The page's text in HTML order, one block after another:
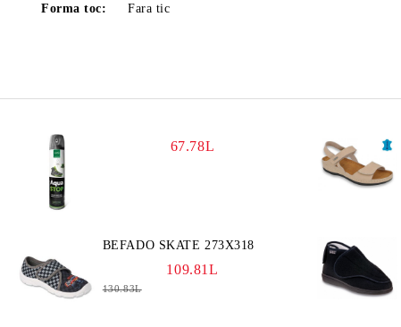
Forma toc:
Fara tic
67.78L
BEFADO SKATE 273X318
109.81L
130.83L